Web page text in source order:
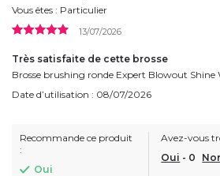
Vous êtes : Particulier
13/07/2026
Très satisfaite de cette brosse
Brosse brushing ronde Expert Blowout Shine
Date d’utilisation : 08/07/2026
Recommande ce produit
:
Oui
Avez-vous
Oui - 0